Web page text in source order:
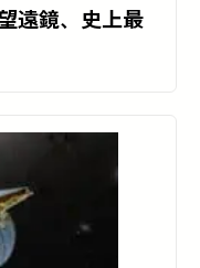
遠鏡、史上最